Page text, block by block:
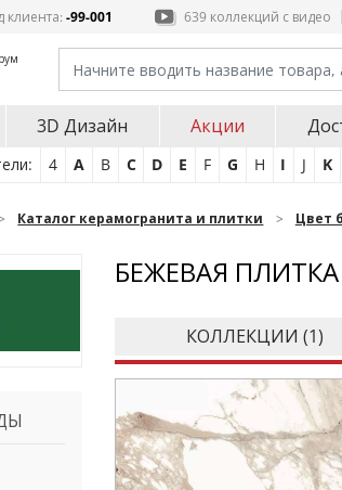
клиента: -99-001 639 коллекций с видео
3D Дизайн Акции
4 A B C D E F G H I J K
Каталог керамогранита и плитки Цвет
БЕЖЕВАЯ ПЛИТКА
КОЛЛЕКЦИИ (1)